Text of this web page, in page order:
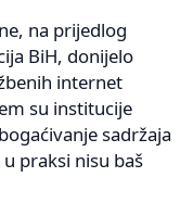
na prijedlog
BiH, donijelo
internet
su institucije
sadržaja
praksi nisu baš